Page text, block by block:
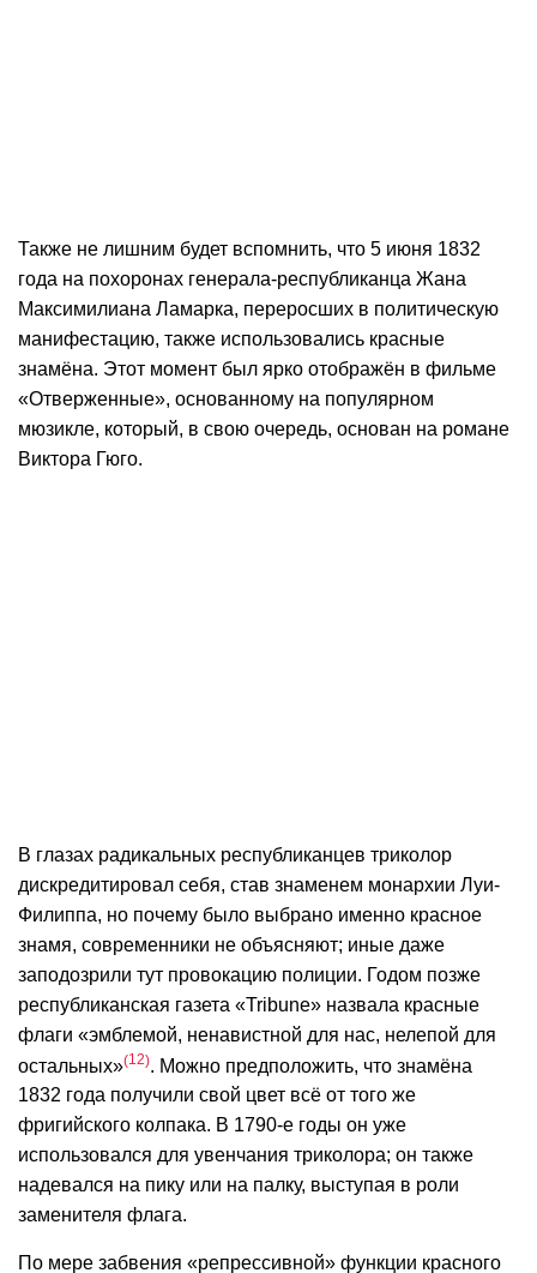
Также не лишним будет вспомнить, что 5 июня 1832
года на похоронах генерала-республиканца Жана
Максимилиана Ламарка, переросших в политическую
манифестацию, также использовались красные
знамёна. Этот момент был ярко отображён в фильме
«Отверженные», основанному на популярном
мюзикле, который, в свою очередь, основан на романе
Виктора Гюго.
В глазах радикальных республиканцев триколор
дискредитировал себя, став знаменем монархии Луи-
Филиппа, но почему было выбрано именно красное
знамя, современники не объясняют; иные даже
заподозрили тут провокацию полиции. Годом позже
республиканская газета «Tribune» назвала красные
флаги «эмблемой, ненавистной для нас, нелепой для
остальных» 12 . Можно предположить, что знамёна
1832 года получили свой цвет всё от того же
фригийского колпака. В 1790-е годы он уже
использовался для увенчания триколора; он также
надевался на пику или на палку, выступая в роли
заменителя флага.
По мере забвения «репрессивной» функции красного